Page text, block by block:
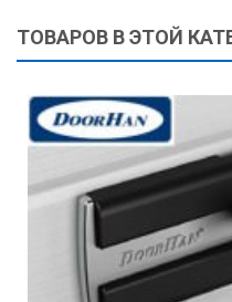
ТОВАРОВ В ЭТОЙ